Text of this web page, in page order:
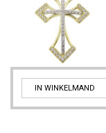
IN WINKELMAND